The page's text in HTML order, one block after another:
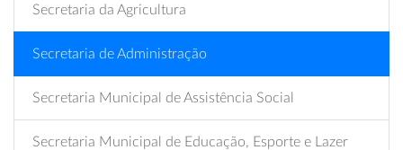
Secretaria da Agricultura
Secretaria de Administração
Secretaria Municipal de Assistência Social
Secretaria Municipal de Educação, Esporte e Lazer